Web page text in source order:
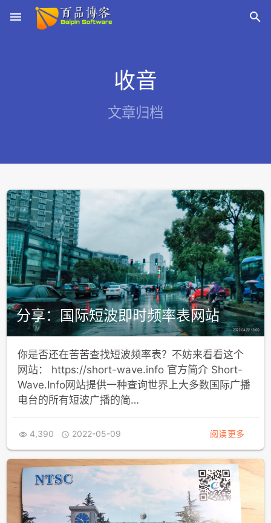
menu 
收音
文章归档
分享：国际短波即时频率表网站
你是否还在苦苦查找短波频率表？不妨来看看这个
网站： https://short-wave.info 官方简介 Short-
Wave.Info网站提供一种查询世界上大多数国际广播
电台的所有短波广播的简…
 4,390  2022-05-09 阅读更多